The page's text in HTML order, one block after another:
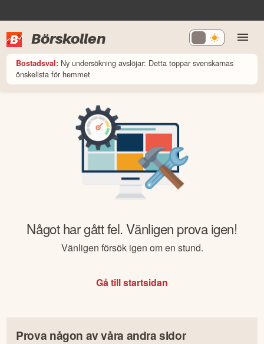
Börskollen
Bostadsval: Ny undersökning avslöjar: Detta toppar svenskarnas
önskelista för hemmet
Något har gått fel. Vänligen prova igen!
Vänligen försök igen om en stund.
Gå till startsidan
Prova någon av våra andra sidor